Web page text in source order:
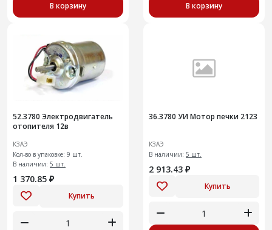
В корзину В корзину
52.3780 Электродвигатель
отопителя 12в
КЗАЭ
Кол-во в упаковке: 9 шт.
В наличии: 5 шт.
1 370.85 ₽
Купить
36.3780 УИ Мотор печки 2123
КЗАЭ
В наличии: 5 шт.
2 913.43 ₽
Купить